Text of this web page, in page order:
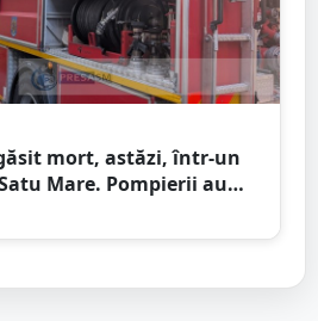
mort, astăzi, într-un
Mare. Pompierii au